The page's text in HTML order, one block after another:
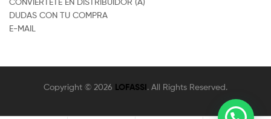
DUDAS CON TU COMPRA
E-MAIL
Copyright © 2026 LOFASSI. All Rights Reserved.